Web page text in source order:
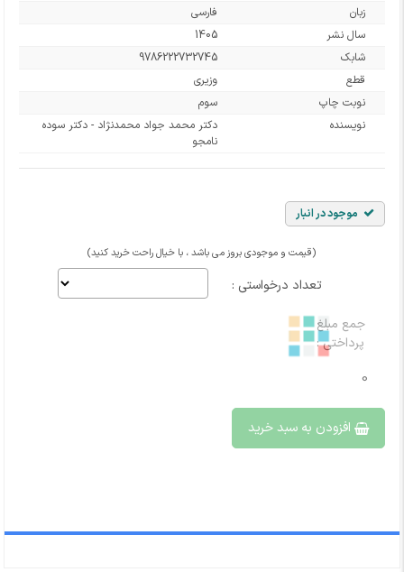
زبان
فارسی
سال نشر
1405
شابک
9786222732745
قطع
وزیری
نوبت چاپ
سوم
نویسنده
دکتر محمد جواد محمدنژاد - دکتر سوده
نامجو
موجود در انبار
(قیمت و موجودی بروز می باشد ، با خیال راحت خرید کنید)
تعداد درخواستی :
جمع مبلغ
پرداختی :
0
افزودن به سبد خرید